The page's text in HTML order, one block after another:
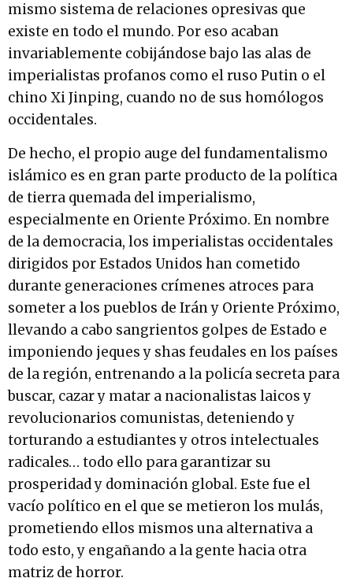
mismo sistema de relaciones opresivas que
existe en todo el mundo. Por eso acaban
invariablemente cobijándose bajo las alas de
imperialistas profanos como el ruso Putin o el
chino Xi Jinping, cuando no de sus homólogos
occidentales.
De hecho, el propio auge del fundamentalismo
islámico es en gran parte producto de la política
de tierra quemada del imperialismo,
especialmente en Oriente Próximo. En nombre
de la democracia, los imperialistas occidentales
dirigidos por Estados Unidos han cometido
durante generaciones crímenes atroces para
someter a los pueblos de Irán y Oriente Próximo,
llevando a cabo sangrientos golpes de Estado e
imponiendo jeques y shas feudales en los países
de la región, entrenando a la policía secreta para
buscar, cazar y matar a nacionalistas laicos y
revolucionarios comunistas, deteniendo y
torturando a estudiantes y otros intelectuales
radicales… todo ello para garantizar su
prosperidad y dominación global. Este fue el
vacío político en el que se metieron los mulás,
prometiendo ellos mismos una alternativa a
todo esto, y engañando a la gente hacia otra
matriz de horror.